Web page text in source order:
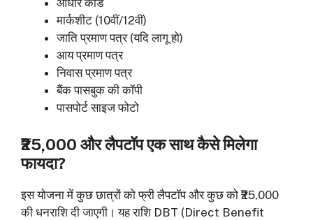
आधार कार्ड
मार्कशीट (10वीं/12वीं)
जाति प्रमाण पत्र (यदि लागू हो)
आय प्रमाण पत्र
निवास प्रमाण पत्र
बैंक पासबुक की कॉपी
पासपोर्ट साइज फोटो
₹25,000 और लैपटॉप एक साथ कैसे मिलेगा
फायदा?
इस योजना में कुछ छात्रों को फ्री लैपटॉप और कुछ को ₹25,000
की धनराशि दी जाएगी। यह राशि DBT (Direct Benefit